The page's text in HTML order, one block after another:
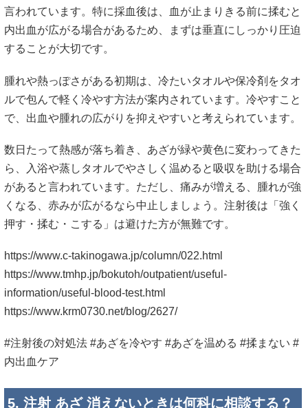
言われています。特に採血後は、血が止まりきる前に揉むと
内出血が広がる場合があるため、まずは垂直にしっかり圧迫
することが大切です。
腫れや熱っぽさがある初期は、冷たいタオルや保冷剤をタオ
ルで包んで軽く冷やす方法が案内されています。冷やすこと
で、出血や腫れの広がりを抑えやすいと考えられています。
数日たって熱感が落ち着き、あざが緑や黄色に変わってきた
ら、入浴や蒸しタオルでやさしく温めると吸収を助ける場合
があると言われています。ただし、痛みが増える、腫れが強
くなる、赤みが広がるなら中止しましょう。注射後は「強く
押す・揉む・こする」は避けた方が無難です。
https://www.c-takinogawa.jp/column/022.html
https://www.tmhp.jp/bokutoh/outpatient/useful-
information/useful-blood-test.html
https://www.krm0730.net/blog/2627/
#注射後の対処法 #あざを冷やす #あざを温める #揉まない #
内出血ケア
5. 注射 あざ 消えないときは何科に相談する？